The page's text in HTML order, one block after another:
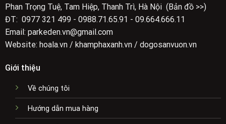
Phan Trọng Tuệ, Tam Hiệp, Thanh Trì, Hà Nội (Bản đồ >>)
ĐT: 0977 321 499 - 0988.71.65.91 - 09.664.666.11
Email: parkeden.vn@gmail.com
Website: hoala.vn / khamphaxanh.vn / dogosanvuon.vn
Giới thiệu
Về chúng tôi
Hướng dẫn mua hàng